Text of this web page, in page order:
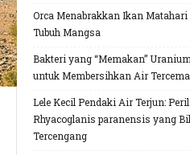
Orca Menabrakkan Ikan
Tubuh Mangsa
Bakteri yang “Memakan”
untuk Membersihkan Air
Lele Kecil Pendaki Air Terjun:
Rhyacoglanis paranensis yang
Tercengang